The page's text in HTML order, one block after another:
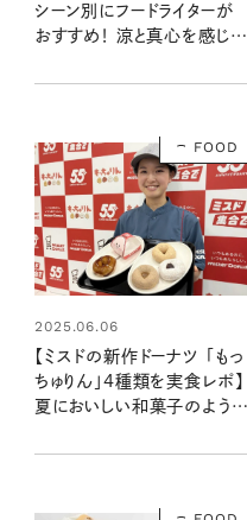
シーン別にフードライターが
おすすめ！ 涼と真心を感じる
FOOD
2025.06.06
【ミスドの新作ドーナツ 「もっ
ちゅりん」4種類を実食レポ】
夏においしい和菓子のよう。
驚き！